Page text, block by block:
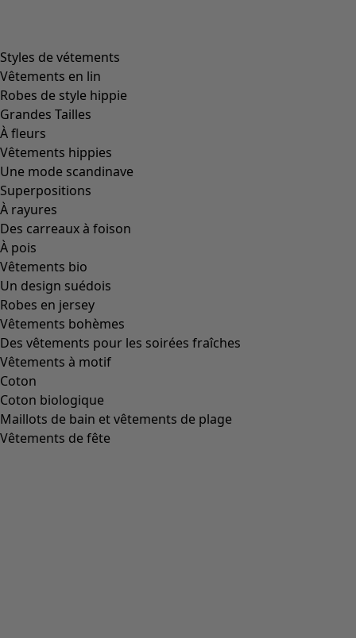
Styles de vétements
Vêtements en lin
Robes de style hippie
Grandes Tailles
À fleurs
Vêtements hippies
Une mode scandinave
Superpositions
À rayures
Des carreaux à foison
À pois
Vêtements bio
Un design suédois
Robes en jersey
Vêtements bohèmes
Des vêtements pour les soirées fraîches
Vêtements à motif
Coton
Coton biologique
Maillots de bain et vêtements de plage
Vêtements de fête